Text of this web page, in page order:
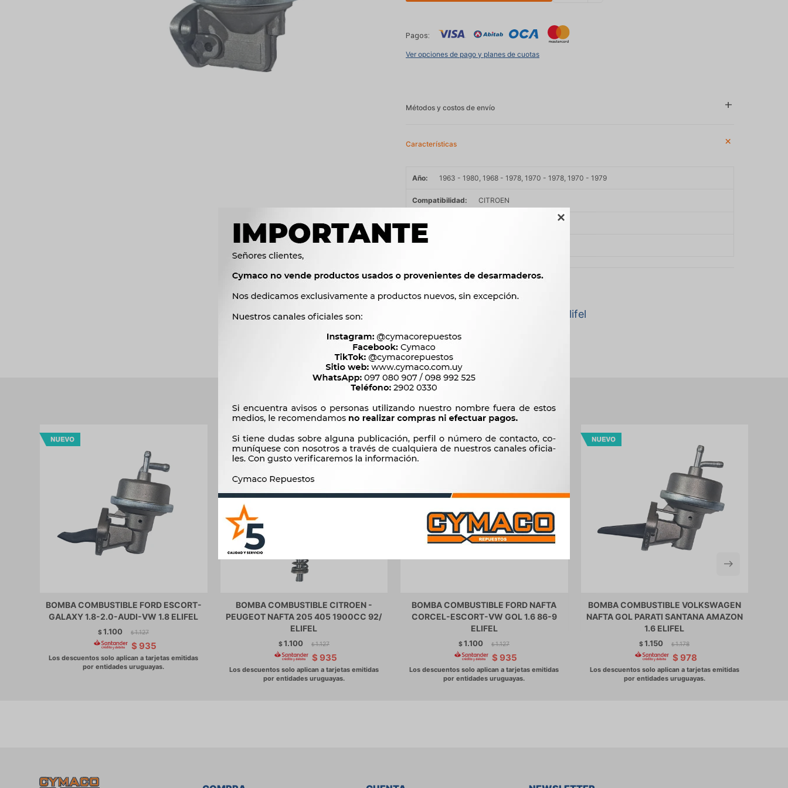

Pagos:
Ver opciones de pago y planes de cuotas
Métodos y costos de envío
Características
Año 1963 - 1980, 1968 - 1978, 1970 - 1978, 1970 - 1979
Compatibilidad CITROEN
Modelo
Motor
Ver mas productos de la marca Elifel
Productos que te pueden interesar
BOMBA COMBUSTIBLE FORD ESCORT-
GALAXY 1.8-2.0-AUDI-VW 1.8 ELIFEL
$1.100 $ 1.127
$ 935
BOMBA COMBUSTIBLE CITROEN -
PEUGEOT NAFTA 205 405 1900CC 92/
ELIFEL
$1.100 $ 1.127
$ 935
BOMBA COMBUSTIBLE FORD NAFTA
CORCEL-ESCORT-VW GOL 1.6 86-9
ELIFEL
$1.100 $ 1.127
$ 935
BOMBA COMBUSTIBLE VOLKSWAGEN
NAFTA GOL PARATI SANTANA AMAZON
1.6 ELIFEL
$1.150 $ 1.178
$ 978